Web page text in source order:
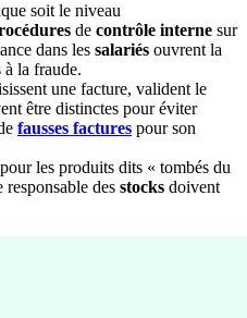
soit le niveau
de contrôle interne sur
dans les salariés ouvrent la
à la fraude.
une facture, valident le
être distinctes pour éviter
fausses factures pour son
les produits dits « tombés du
des stocks doivent